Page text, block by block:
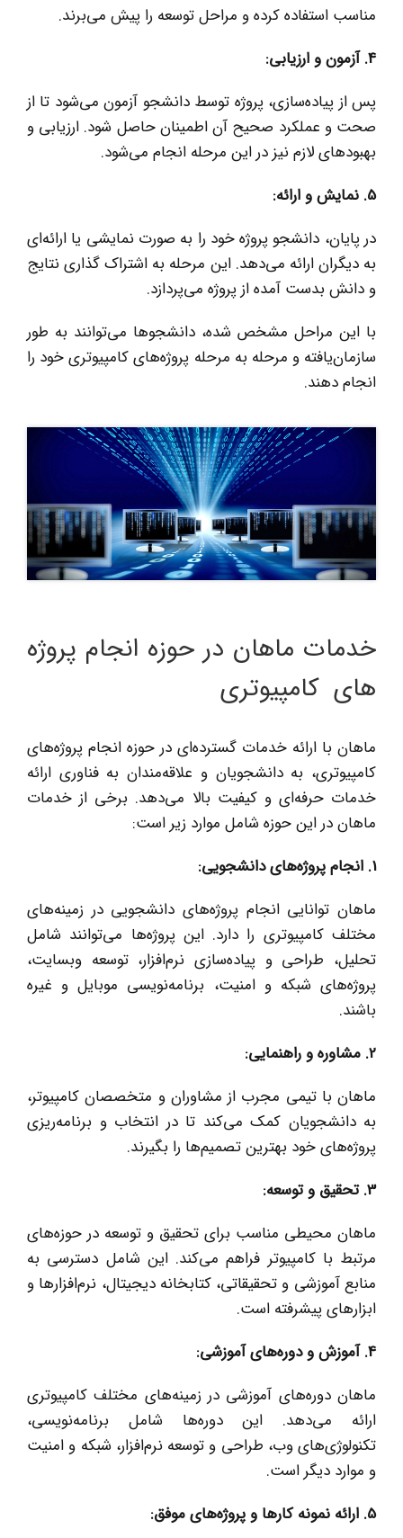
مناسب استفاده کرده و مراحل توسعه را پیش می‌برند.
4
.آزمون و ارزیابی:
پس از پیاده‌سازی، پروژه توسط دانشجو آزمون می‌شود تا از
صحت و عملکرد صحیح آن اطمینان حاصل شود. ارزیابی و
بهبودهای لازم نیز در این مرحله انجام می‌شود.
5
. نمایش و ارائه:
در پایان، دانشجو پروژه خود را به صورت نمایشی یا ارائه‌ای
به دیگران ارائه می‌دهد. این مرحله به اشتراک گذاری نتایج
و دانش بدست آمده از پروژه می‌پردازد.
با این مراحل مشخص شده، دانشجوها می‌توانند به طور
سازمان‌یافته و مرحله به مرحله پروژه‌های کامپیوتری خود را
انجام دهند.
خدمات ماهان در حوزه انجام پروژه
های کامپیوتری
ماهان با ارائه خدمات گسترده‌ای در حوزه انجام پروژه‌های
کامپیوتری، به دانشجویان و علاقه‌مندان به فناوری ارائه
خدمات حرفه‌ای و کیفیت بالا می‌دهد. برخی از خدمات
ماهان در این حوزه شامل موارد زیر است:
1. انجام پروژه‌های دانشجویی:
ماهان توانایی انجام پروژه‌های دانشجویی در زمینه‌های
مختلف کامپیوتری را دارد. این پروژه‌ها می‌توانند شامل
تحلیل، طراحی و پیاده‌سازی نرم‌افزار، توسعه وبسایت،
پروژه‌های شبکه و امنیت، برنامه‌نویسی موبایل و غیره
باشند.
2
. مشاوره و راهنمایی:
ماهان با تیمی مجرب از مشاوران و متخصصان کامپیوتر،
به دانشجویان کمک می‌کند تا در انتخاب و برنامه‌ریزی
پروژه‌های خود بهترین تصمیم‌ها را بگیرند.
3
.تحقیق و توسعه:
ماهان محیطی مناسب برای تحقیق و توسعه در حوزه‌های
مرتبط با کامپیوتر فراهم می‌کند. این شامل دسترسی به
منابع آموزشی و تحقیقاتی، کتابخانه دیجیتال، نرم‌افزارها و
ابزارهای پیشرفته است.
4
.آموزش و دوره‌های آموزشی:
ماهان دوره‌های آموزشی در زمینه‌های مختلف کامپیوتری
ارائه می‌دهد. این دوره‌ها شامل برنامه‌نویسی،
تکنولوژی‌های وب، طراحی و توسعه نرم‌افزار، شبکه و امنیت
و موارد دیگر است.
5
. ارائه نمونه کارها و پروژه‌های موفق: